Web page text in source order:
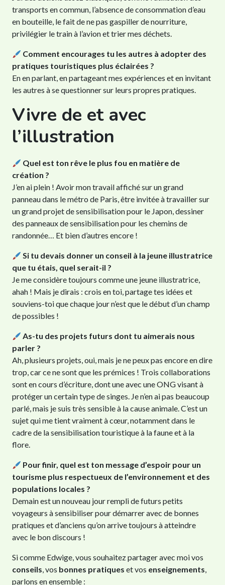
transports en commun, l’absence de consommation d’eau
en bouteille, le fait de ne pas gaspiller de nourriture,
privilégier le train à l’avion et trier mes déchets.
Comment encourages tu les autres à adopter des
pratiques touristiques plus éclairées ?
En en parlant, en partageant mes expériences et en invitant
les autres à se questionner sur leurs propres pratiques.
Vivre de et avec
l’illustration
Quel est ton rêve le plus fou en matière de
création ?
J’en ai plein ! Avoir mon travail affiché sur un grand
panneau dans le métro de Paris, être invitée à travailler sur
un grand projet de sensibilisation pour le Japon, dessiner
des panneaux de sensibilisation pour les chemins de
randonnée… Et bien d’autres encore !
Si tu devais donner un conseil à la jeune illustratrice
que tu étais, quel serait-il ?
Je me considère toujours comme une jeune illustratrice,
ahah ! Mais je dirais : crois en toi, partage tes idées et
souviens-toi que chaque jour n’est que le début d’un champ
de possibles !
As-tu des projets futurs dont tu aimerais nous
parler ?
Ah, plusieurs projets, oui, mais je ne peux pas encore en dire
trop, car ce ne sont que les prémices ! Trois collaborations
sont en cours d’écriture, dont une avec une ONG visant à
protéger un certain type de singes. Je n’en ai pas beaucoup
parlé, mais je suis très sensible à la cause animale. C’est un
sujet qui me tient vraiment à cœur, notamment dans le
cadre de la sensibilisation touristique à la faune et à la
flore.
Pour finir, quel est ton message d’espoir pour un
tourisme plus respectueux de l’environnement et des
populations locales ?
Demain est un nouveau jour rempli de futurs petits
voyageurs à sensibiliser pour démarrer avec de bonnes
pratiques et d’anciens qu’on arrive toujours à atteindre
avec le bon discours !
Si comme Edwige, vous souhaitez partager avec moi vos
conseils, vos bonnes pratiques et vos enseignements,
parlons en ensemble :